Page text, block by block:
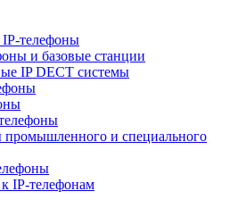
телефоны
и базовые станции
IP DECT системы
промышленного и специального
IP-телефонам